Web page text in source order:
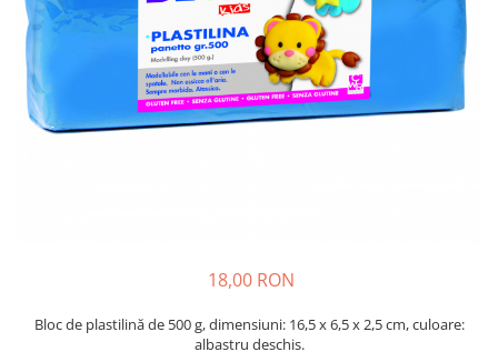
Vopsele
Biciclete si Triciclete
Biciclete
Accesorii
Amenajări camere senzoriale
18,00 RON
Bloc de plastilină de 500 g, dimensiuni: 16,5 x 6,5 x 2,5 cm, culoare:
albastru deschis.